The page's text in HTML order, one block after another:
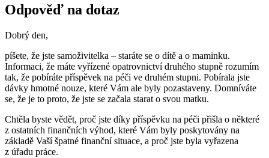
Odpověď na dotaz
Dobrý den,
píšete, že jste samoživitelka – staráte se o dítě a o maminku.
Informaci, že máte vyřízené opatrovnictví druhého stupně rozumím
tak, že pobíráte příspěvek na péči ve druhém stupni. Pobírala jste
dávky hmotné nouze, které Vám ale byly pozastaveny. Domníváte
se, že je to proto, že jste se začala starat o svou matku.
Chtěla byste vědět, proč jste díky příspěvku na péči přišla o některé
z ostatních finančních výhod, které Vám byly poskytovány na
základě Vaší špatné finanční situace, a proč jste byla vyřazena
z úřadu práce.